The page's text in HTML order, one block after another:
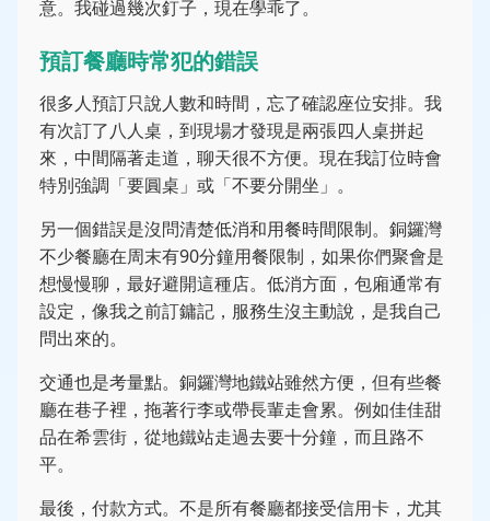
意。我碰過幾次釘子，現在學乖了。
預訂餐廳時常犯的錯誤
很多人預訂只說人數和時間，忘了確認座位安排。我
有次訂了八人桌，到現場才發現是兩張四人桌拼起
來，中間隔著走道，聊天很不方便。現在我訂位時會
特別強調「要圓桌」或「不要分開坐」。
另一個錯誤是沒問清楚低消和用餐時間限制。銅鑼灣
不少餐廳在周末有90分鐘用餐限制，如果你們聚會是
想慢慢聊，最好避開這種店。低消方面，包廂通常有
設定，像我之前訂鏞記，服務生沒主動說，是我自己
問出來的。
交通也是考量點。銅鑼灣地鐵站雖然方便，但有些餐
廳在巷子裡，拖著行李或帶長輩走會累。例如佳佳甜
品在希雲街，從地鐵站走過去要十分鐘，而且路不
平。
最後，付款方式。不是所有餐廳都接受信用卡，尤其